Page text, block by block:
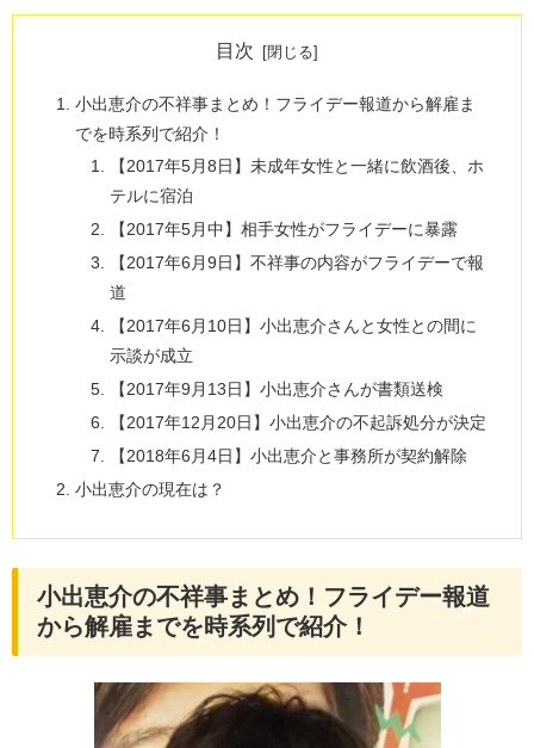
目次
小出恵介の不祥事まとめ！フライデー報道から解雇ま
でを時系列で紹介！
【2017年5月8日】未成年女性と一緒に飲酒後、ホ
テルに宿泊
【2017年5月中】相手女性がフライデーに暴露
【2017年6月9日】不祥事の内容がフライデーで報
道
【2017年6月10日】小出恵介さんと女性との間に
示談が成立
【2017年9月13日】小出恵介さんが書類送検
【2017年12月20日】小出恵介の不起訴処分が決定
【2018年6月4日】小出恵介と事務所が契約解除
小出恵介の現在は？
小出恵介の不祥事まとめ！フライデー報道
から解雇までを時系列で紹介！